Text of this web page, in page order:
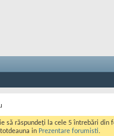
să răspundeți la cele 5 întrebări
in Prezentare forumisti.